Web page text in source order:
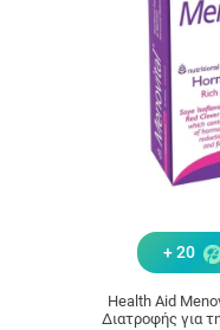
+ 20
Health Aid
Διατροφής για